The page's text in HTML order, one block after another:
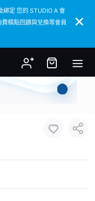
定 您的 STUDIO A 會
積點回饋與兌換等會員
定 您的 STUDIO A 會
積點回饋與兌換等會員